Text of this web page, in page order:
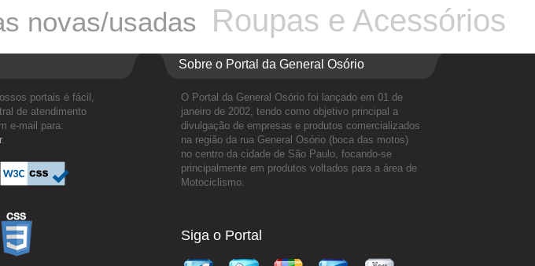
novas/usadas Roupas e Acessórios
portais é fácil,
de atendimento
e-mail para:
.
Sobre o Portal da General Osório
O Portal da General Osório foi lançado em 01 de
janeiro de 2002, tendo como objetivo principal a
divulgação de empresas e produtos comercializados
na região da rua General Osório (boca das motos)
no centro da cidade de São Paulo, focando-se
principalmente em produtos voltados para a área de
Motociclismo.
Siga o Portal